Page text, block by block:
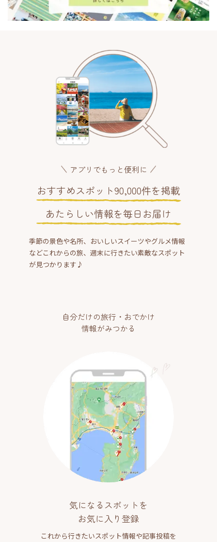
アプリでもっと便利に
おすすめスポット90,000件を掲載
あたらしい情報を毎日お届け
季節の景色や名所、おいしいスイーツやグルメ情報
などこれからの旅、週末に行きたい素敵なスポット
が見つかります♪
自分だけの旅行・おでかけ
情報がみつかる
気になるスポットを
お気に入り登録
これから行きたいスポット情報や記事投稿を